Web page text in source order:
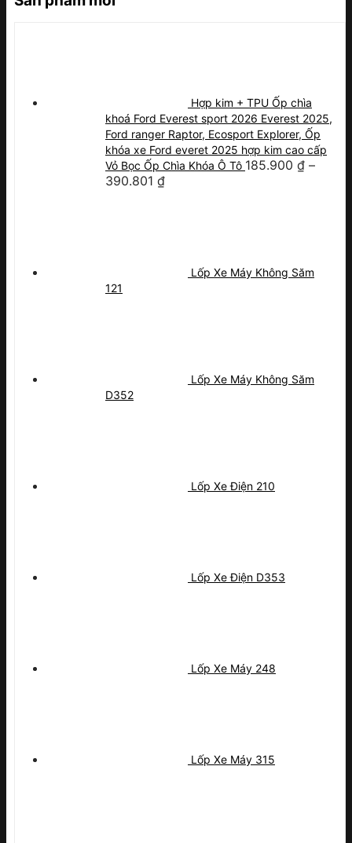
Hợp kim + TPU Ốp chìa
khoá Ford Everest sport 2026 Everest 2025,
Ford ranger Raptor, Ecosport Explorer, Ốp
khóa xe Ford everet 2025 hợp kim cao cấp
Vỏ Bọc Ốp Chìa Khóa Ô Tô 185.900 ₫ –
390.801 ₫
Lốp Xe Máy Không Săm
121
Lốp Xe Máy Không Săm
D352
Lốp Xe Điện 210
Lốp Xe Điện D353
Lốp Xe Máy 248
Lốp Xe Máy 315